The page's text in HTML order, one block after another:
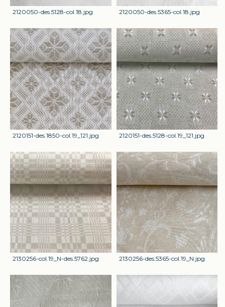
2120050-des.5128-col.18.jpg 2120050-des.5365-col.18.jpg
2120151-des.1850-col.19_121.jpg 2120151-des.5128-col.19_121.jpg
2130256-col.19_N-des.5762.jpg 2130256-des.5365-col.19_N.jpg